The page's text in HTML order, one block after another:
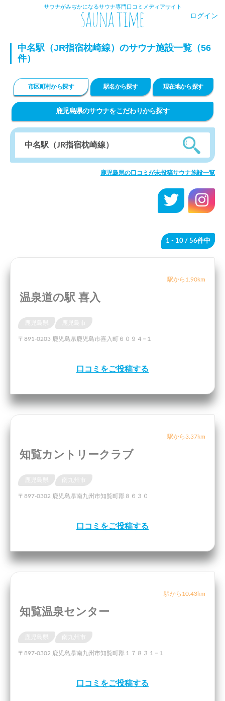
サウナがみぢかになるサウナ専門口コミメディアサイト
ログイン
中名駅（JR指宿枕崎線）のサウナ施設一覧（56
件）
市区町村から探す 駅名から探す 現在地から探す
鹿児島県のサウナをこだわりから探す
鹿児島県の口コミが未投稿サウナ施設一覧
1 - 10 / 56件中
駅から1.90km
温泉道の駅 喜入
〒891-0203 鹿児島県鹿児島市喜入町６０９４−１
口コミをご投稿する
駅から3.37km
知覧カントリークラブ
〒897-0302 鹿児島県南九州市知覧町郡８６３０
口コミをご投稿する
駅から10.43km
知覧温泉センター
〒897-0302 鹿児島県南九州市知覧町郡１７８３１−１
口コミをご投稿する